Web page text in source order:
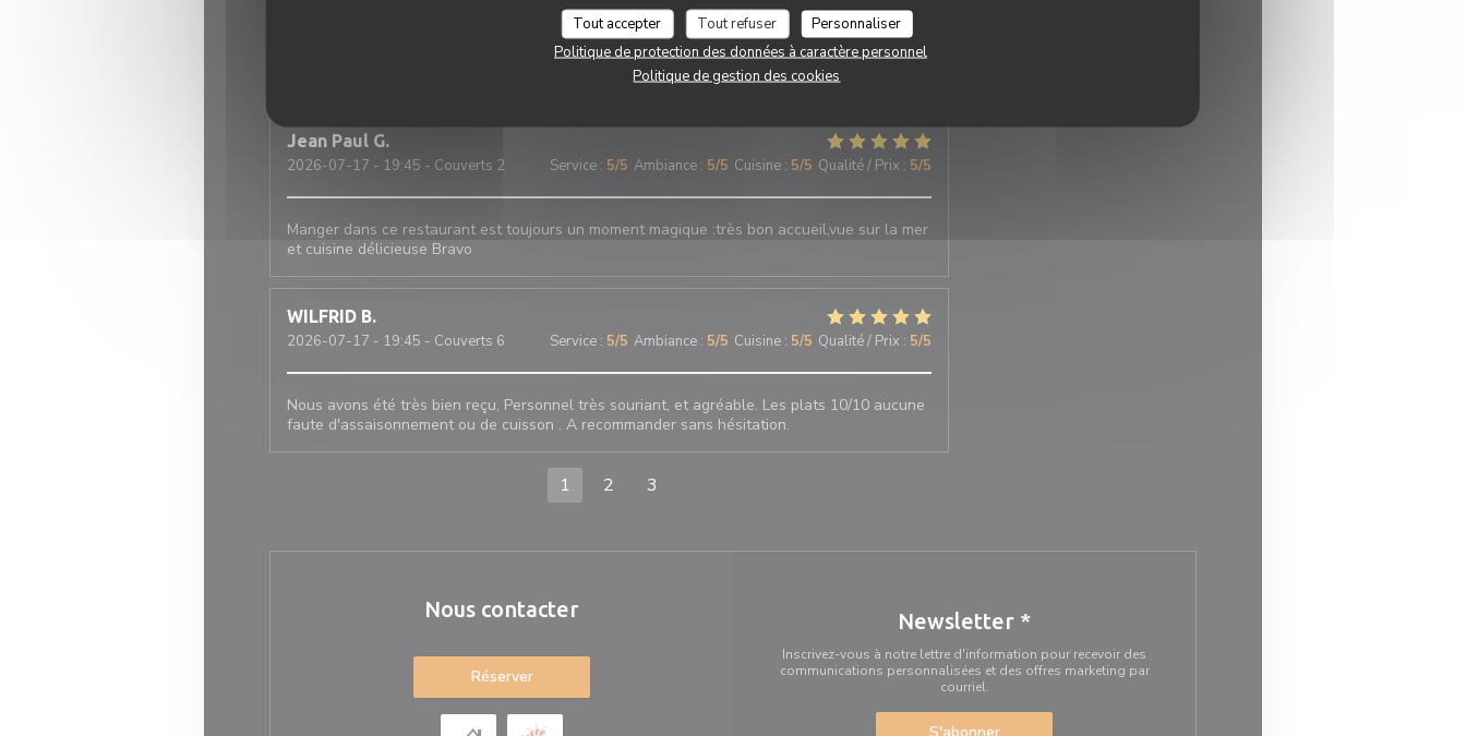
Tout accepter Tout refuser
Personnaliser
Politique de protection des données à caractère personnel
Politique de gestion des cookies
Ambiance:4/5 Cuisine: 5/5 Qualité / Prix
Jean Paul G
2026-07-17 - 19:45 - Couverts 2 Service: 5/5 Ambiance: 5/5 Cuisine: 5/5 Qualité / Prix : 5/5
Manger dans ce restaurant est toujours un moment magique :très bon accueil,vue sur la mer
et cuisine délicieuse Bravo
WILFRID B
2026-07-17 - 19:45 - Couverts 6 Service: 5/5 Ambiance: 5/5 Cuisine: 5/5 Qualité / Prix: 5/5
Nous avons été très bien reçu, Personnel très souriant, et agréable. Les plats 10/10 aucune
faute d'assaisonnement ou de cuisson . A recommander sans hésitation.
1 2 3
Nous contacter
Réserver
Newsletter *
Inscrivez-vous à notre lettre d'information pour recevoir des
communications personnalisées et des offres marketing par
courriel.
S'abonner